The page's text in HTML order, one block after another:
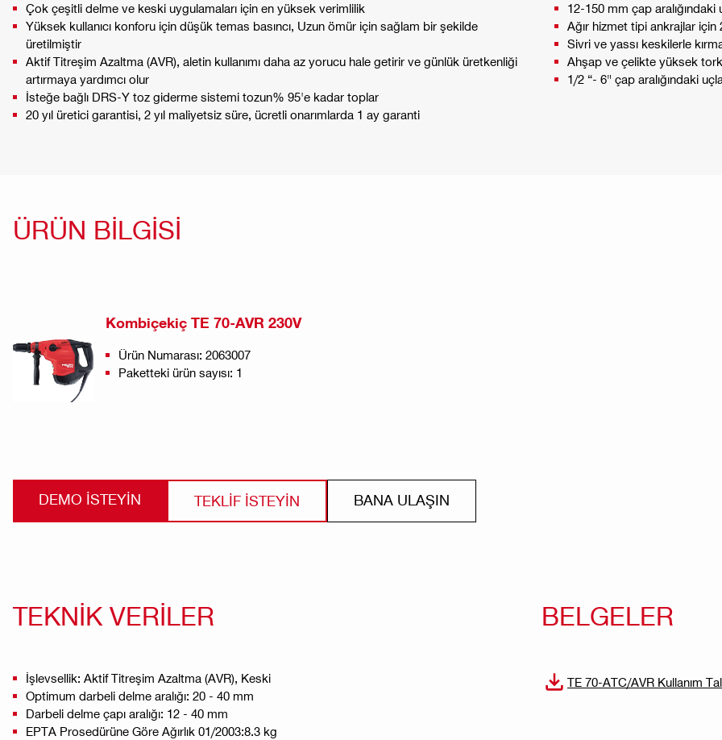
Çok çeşitli delme ve keski uygulamaları için en yüksek verimlilik
Yüksek kullanıcı konforu için düşük temas basıncı, Uzun ömür için sağlam bir şekilde
üretilmiştir
Aktif Titreşim Azaltma (AVR), aletin kullanımı daha az yorucu hale getirir ve günlük üretkenliği
artırmaya yardımcı olur
İsteğe bağlı DRS-Y toz giderme sistemi tozun% 95'e kadar toplar
20 yıl üretici garantisi, 2 yıl maliyetsiz süre, ücretli onarımlarda 1 ay garanti
12-150 mm çap
Ağır hizmet tipi ankrajlar
Sivri ve yassı keskilerle
Ahşap ve çelikte yüksek
1/2 “- 6" çap aralığındaki
ÜRÜN BİLGİSİ
Kombiçekiç TE 70-AVR 230V
Ürün Numarası: 2063007
Paketteki ürün sayısı: 1
DEMO ISTEYIN TEKLİF İSTEYİN BANA ULAŞIN
TEKNİK VERİLER
İşlevsellik: Aktif Titreşim Azaltma (AVR), Keski
Optimum darbeli delme aralığı: 20 - 40 mm
Darbeli delme çapı aralığı: 12 - 40 mm
EPTA Prosedürüne Göre Ağırlık 01/2003:8.3 kg
BELGELER
TE 70-ATC/AVR Kullanım